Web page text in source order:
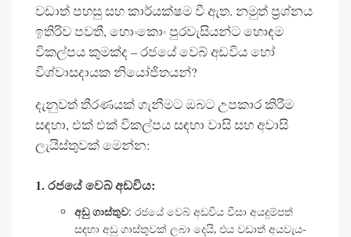
වඩාත් පහසු සහ කාර්යක්ෂම වී ඇත. නමුත් ප්‍රශ්නය
ඉතිරිව පවතී, හොංකොං පුරවැසියන්ට හොඳම
විකල්පය කුමක්ද – රජයේ වෙබ් අඩවිය හෝ
විශ්වාසදායක නියෝජිතයන්?
දැනුවත් තීරණයක් ගැනීමට ඔබට උපකාර කිරීම
සඳහා, එක් එක් විකල්පය සඳහා වාසි සහ අවාසි
ලැයිස්තුවක් මෙන්න:
1. රජයේ වෙබ් අඩවිය:
අඩු ගාස්තුව: රජයේ වෙබ් අඩවිය වීසා අයදුම්පත්
සඳහා අඩු ගාස්තුවක් ලබා දෙයි, එය වඩාත් අයවැය-